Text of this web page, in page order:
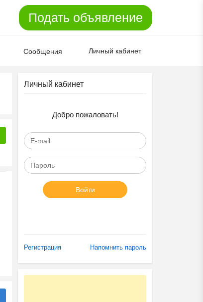
Подать объявление
Сообщения Личный кабинет
Личный кабинет
Добро пожаловать!
Войти
Регистрация Напомнить пароль